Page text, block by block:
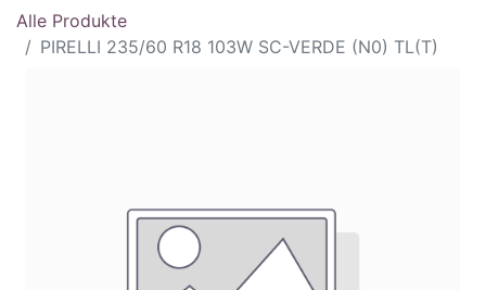
Alle Produkte
PIRELLI 235/60 R18 103W SC-VERDE (N0) TL(T)